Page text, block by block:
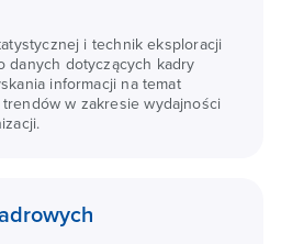
i technik eksploracji
danych dotyczących kadry
informacji na temat
w zakresie wydajności